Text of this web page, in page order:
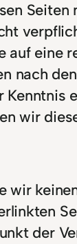
Seiten
auf eine
nach
wir
der